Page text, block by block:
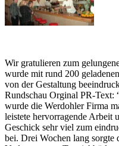
Wir gratulieren zum
wurde mit rund 200
von der Gestaltung
Rundschau Orginal PR-Text:
wurde die Werdohler Firma
leistete hervorragende Arbeit
Geschick sehr viel zum
bei. Drei Wochen lang